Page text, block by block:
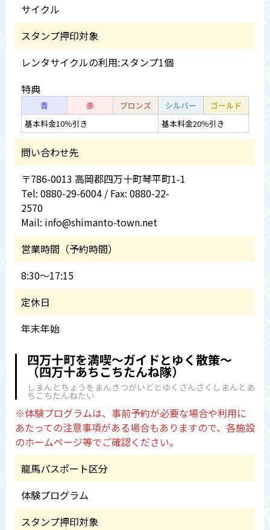
サイクル
スタンプ押印対象
レンタサイクルの利用:スタンプ1個
特典
青 赤 ブロンズ シルバー
ゴールド
基本料金10％引き
基本料金20％引き
問い合わせ先
〒786-0013 高岡郡四万十町琴平町1-1
Tel: 0880-29-6004 / Fax: 0880-22-
2570
Mail: info@shimanto-town.net
営業時間（予約時間）
8:30〜17:15
定休日
年末年始
四万十町を満喫～ガイドとゆく散策～
（四万十あちこちたんね隊）
しまんとちょうをまんきつがいどとゆくさんさくしまんとあ
ちこちたんねたい
※体験プログラムは、事前予約が必要な場合や利用に
あたっての注意事項がある場合もありますので、各施設
のホームページ等でご確認ください。
龍馬パスポート区分
体験プログラム
スタンプ押印対象